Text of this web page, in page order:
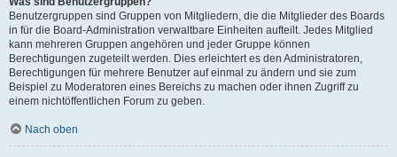
Benutzergruppen sind Gruppen von Mitgliedern, die die Mitglieder des Boards
in für die Board-Administration verwaltbare Einheiten aufteilt. Jedes Mitglied
kann mehreren Gruppen angehören und jeder Gruppe können
Berechtigungen zugeteilt werden. Dies erleichtert es den Administratoren,
Berechtigungen für mehrere Benutzer auf einmal zu ändern und sie zum
Beispiel zu Moderatoren eines Bereichs zu machen oder ihnen Zugriff zu
einem nichtöffentlichen Forum zu geben.
Nach oben